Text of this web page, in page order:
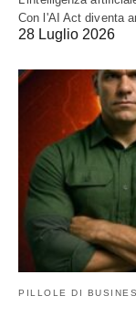
Con l'AI Act diventa
28 Luglio 2026
PILLOLE DI